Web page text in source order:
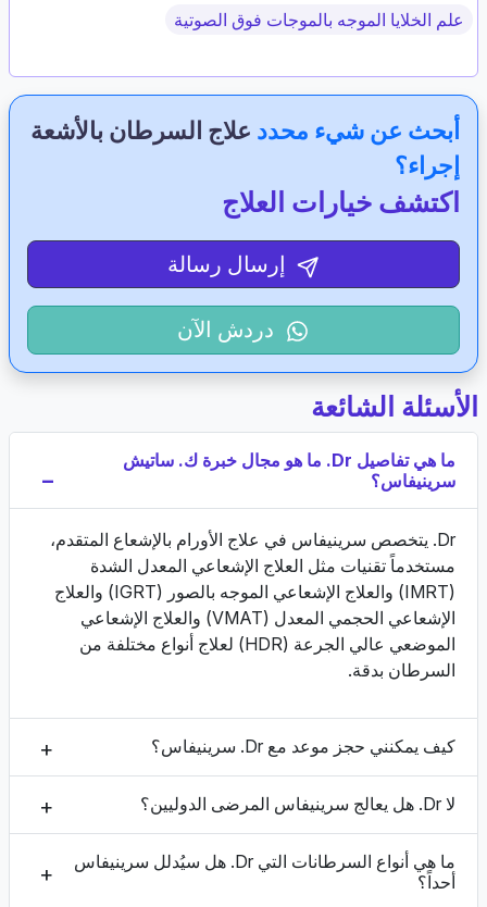
علم الخلايا الموجه بالموجات فوق الصوتية
أبحث عن شيء محدد علاج السرطان بالأشعة
إجراء؟
اكتشف خيارات العلاج
إرسال رسالة
دردش الآن
الأسئلة الشائعة
ما هي تفاصيل Dr. ما هو مجال خبرة ك. ساتيش
سرينيفاس؟
Dr. يتخصص سرينيفاس في علاج الأورام بالإشعاع المتقدم،
مستخدماً تقنيات مثل العلاج الإشعاعي المعدل الشدة
(IMRT) والعلاج الإشعاعي الموجه بالصور (IGRT) والعلاج
الإشعاعي الحجمي المعدل (VMAT) والعلاج الإشعاعي
الموضعي عالي الجرعة (HDR) لعلاج أنواع مختلفة من
السرطان بدقة.
كيف يمكنني حجز موعد مع Dr. سرينيفاس؟
لا Dr. هل يعالج سرينيفاس المرضى الدوليين؟
ما هي أنواع السرطانات التي Dr. هل سيُدلل سرينيفاس
أحداً؟